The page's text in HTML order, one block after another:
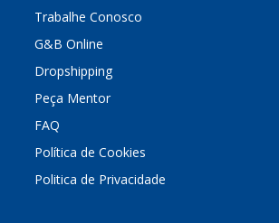
Trabalhe Conosco
G&B Online
Dropshipping
Peça Mentor
FAQ
Política de Cookies
Politica de Privacidade